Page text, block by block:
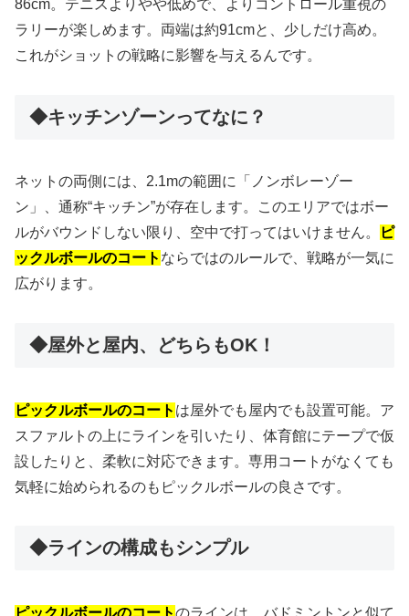
86cm。テニスよりやや低めで、よりコントロール重視の
ラリーが楽しめます。両端は約91cmと、少しだけ高め。
これがショットの戦略に影響を与えるんです。
◆キッチンゾーンってなに？
ネットの両側には、2.1mの範囲に「ノンボレーゾー
ン」、通称“キッチン”が存在します。このエリアではボー
ルがバウンドしない限り、空中で打ってはいけません。
ピ
ックルボールのコート ならではのルールで、戦略が一気に
広がります。
◆屋外と屋内、どちらもOK！
ピックルボールのコート は屋外でも屋内でも設置可能。ア
スファルトの上にラインを引いたり、体育館にテープで仮
設したりと、柔軟に対応できます。専用コートがなくても
気軽に始められるのもピックルボールの良さです。
◆ラインの構成もシンプル
ピックルボールのコートのラインは、バドミントンと似て